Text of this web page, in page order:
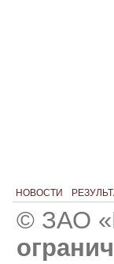
НОВОСТИ
© ЗАО